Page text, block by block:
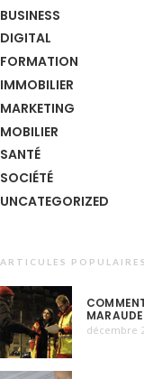
BUSINESS
DIGITAL
FORMATION
IMMOBILIER
MARKETING
MOBILIER
SANTÉ
SOCIÉTÉ
UNCATEGORIZED
ARTICULES POPULAIRES
décembre